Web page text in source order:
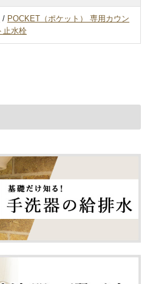
/ POCKET（ポケット） 専用カウン
止水栓